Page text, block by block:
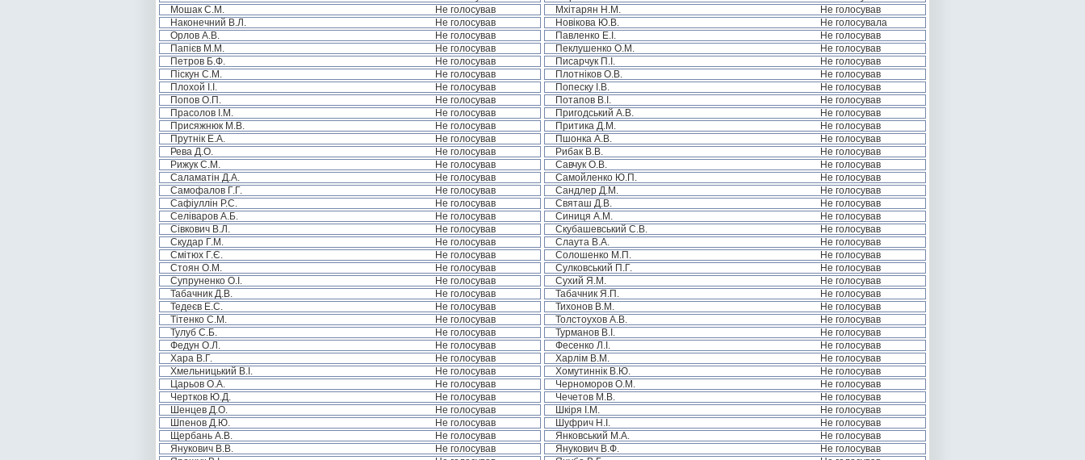
Мошак С.М.
Не голосував Мхітарян Н.М.
Не голосував
Наконечний В.Л.
Не голосував Новікова Ю.В.
Не голосувала
Орлов А.В.
Не голосував Павленко Е.І.
Не голосував
Папієв М.М.
Не голосував Пеклушенко О.М.
Не голосував
Петров Б.Ф.
Не голосував Писарчук П.І.
Не голосував
Піскун С.М.
Не голосував Плотніков О.В.
Не голосував
Плохой І.І.
Не голосував Попеску І.В.
Не голосував
Попов О.П.
Не голосував Потапов В.І.
Не голосував
Прасолов І.М.
Не голосував Пригодський А.В.
Не голосував
Присяжнюк М.В.
Не голосував Притика Д.М.
Не голосував
Прутнік Е.А.
Не голосував Пшонка А.В.
Не голосував
Рева Д.О.
Не голосував Рибак В.В.
Не голосував
Рижук С.М.
Не голосував Савчук О.В.
Не голосував
Саламатін Д.А.
Не голосував Самойленко Ю.П.
Не голосував
Самофалов Г.Г.
Не голосував Сандлер Д.М.
Не голосував
Сафіуллін Р.С.
Не голосував Святаш Д.В.
Не голосував
Селіваров А.Б.
Не голосував Синиця А.М.
Не голосував
Сівкович В.Л.
Не голосував Скубашевський С.В.
Не голосував
Скудар Г.М.
Не голосував Слаута В.А.
Не голосував
Смітюх Г.Є.
Не голосував Солошенко М.П.
Не голосував
Стоян О.М.
Не голосував Сулковський П.Г.
Не голосував
Супруненко О.І.
Не голосував Сухий Я.М.
Не голосував
Табачник Д.В.
Не голосував Табачник Я.П.
Не голосував
Тедеєв Е.С.
Не голосував Тихонов В.М.
Не голосував
Тітенко С.М.
Не голосував Толстоухов А.В.
Не голосував
Тулуб С.Б.
Не голосував Турманов В.І.
Не голосував
Федун О.Л.
Не голосував Фесенко Л.І.
Не голосував
Хара В.Г.
Не голосував Харлім В.М.
Не голосував
Хмельницький В.І.
Не голосував Хомутиннік В.Ю.
Не голосував
Царьов О.А.
Не голосував Черноморов О.М.
Не голосував
Чертков Ю.Д.
Не голосував Чечетов М.В.
Не голосував
Шенцев Д.О.
Не голосував Шкіря І.М.
Не голосував
Шпенов Д.Ю.
Не голосував Шуфрич Н.І.
Не голосував
Щербань А.В.
Не голосував Янковський М.А.
Не голосував
Янукович В.В.
Не голосував Янукович В.Ф.
Не голосував